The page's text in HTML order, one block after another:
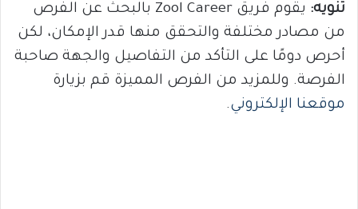
تنويه:
يقوم فريق Zool Career بالبحث عن الفرص
من مصادر مختلفة والتحقق منها قدر الإمكان، لكن
أحرص دومًا على التأكد من التفاصيل والجهة صاحبة
الفرصة. وللمزيد من الفرص المميزة قم بزيارة
موقعنا الإلكتروني.